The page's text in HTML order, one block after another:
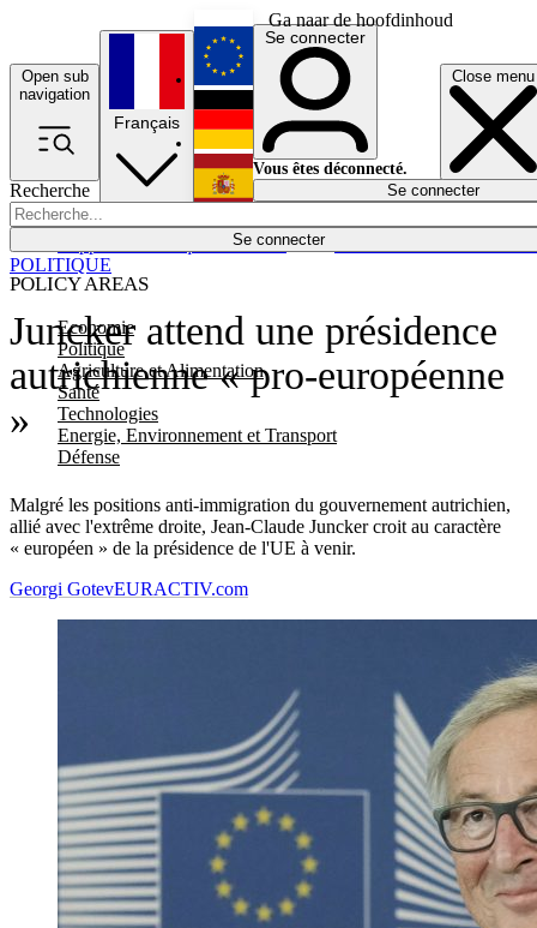
Ga naar de hoofdinhoud
Open sub
navigation
Close menu
Recherche
Se connecter
POLICY AREAS
Economie
Politique
Agriculture et Alimentation
Santé
Technologies
Energie, Environnement et Transport
Défense
Économie
Français
English
Deutsch
Español
Se connecter
Vous êtes déconnecté.
Se connecter
Juncker attend une présidence
autrichienne « pro-européenne
»
Malgré les positions anti-immigration du gouvernement autrichien,
allié avec l'extrême droite, Jean-Claude Juncker croit au caractère
« européen » de la présidence de l'UE à venir.
POLITIQUE
Georgi GotevEURACTIV.com